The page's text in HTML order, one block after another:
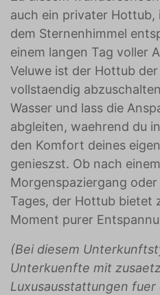
auch ein privater
dem Sternenhimmel
einem langen Tag voller
Veluwe ist der Hottub
vollstaendig
Wasser und lass die
abgleiten, waehrend du
den Komfort deines
genieszst. Ob nach
Morgenspaziergang
Tages, der Hottub bietet
Moment purer
(Bei diesem
Unterkuenfte mit
Luxusausstattungen fuer